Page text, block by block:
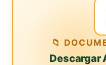
📁
Descargar